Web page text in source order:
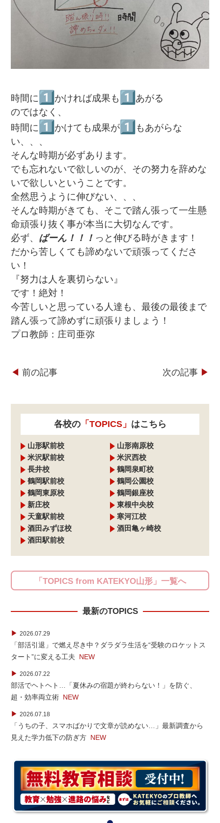
時間に かければ成果も
あがる
のではなく、
時間に
かけても成果が
もあがらな
い、、、
そんな時期が必ずあります。
でも忘れないで欲しいのが、その努力を辞めな
いで欲しいということです。
全然思うように伸びない、、、
そんな時期がきても、そこで踏ん張って一生懸
命頑張り抜く事が本当に大切なんです。
必ず、 ばーん！！！ っと伸びる時がきます！
だから苦しくても諦めないで頑張ってくださ
い！
『努力は人を裏切らない』
です！絶対！
今苦しいと思っている人達も、最後の最後まで
踏ん張って諦めずに頑張りましょう！
プロ教師：庄司亜弥
◀︎ 前の記事 次の記事 ▶︎
各校の「TOPICS」 はこちら
山形駅前校
山形南原校
米沢駅前校
米沢西校
長井校
鶴岡泉町校
鶴岡駅前校
鶴岡公園校
鶴岡東原校
鶴岡銀座校
新庄校
東根中央校
天童駅前校
寒河江校
酒田みずほ校
酒田亀ヶ崎校
酒田駅前校
「TOPICS from KATEKYO山形」一覧へ
最新のTOPICS
▶ 2026.07.29
「部活引退」で燃え尽き中？ダラダラ生活を“受験のロケットス
タート”に変える工夫 NEW
▶ 2026.07.22
部活でヘトヘト…「夏休みの宿題が終わらない！」を防ぐ、
超・効率両立術 NEW
▶ 2026.07.18
「うちの子、スマホばかりで文章が読めない…」最新調査から
見えた学力低下の防ぎ方 NEW